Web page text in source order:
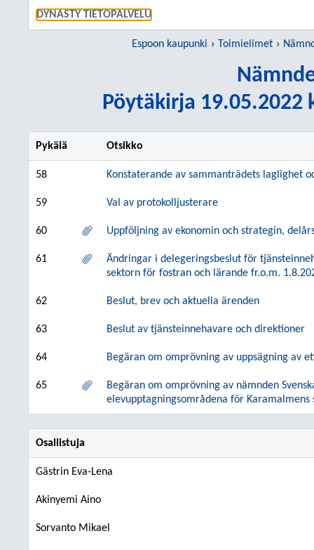
DYNASTY TIETOPALVELU
Espoon kaupunki Toimielimet
Pöytäkirja 19.05.2022
Pykälä Otsikko
58 Konstaterande av sammanträdets laglighet
59 Val av protokolljusterare
60 Uppföljning av ekonomin och strategin,
61
Ändringar i delegeringsbeslut för
sektorn för fostran och lärande fr.o.m.
62 Beslut, brev och aktuella ärenden
63 Beslut av tjänsteinnehavare och direktioner
64 Begäran om omprövning av uppsägning av
65
Begäran om omprövning av nämnden
elevupptagningsområdena för Karamalmens
Osallistuja
Gästrin Eva-Lena
Akinyemi Aino
Sorvanto Mikael